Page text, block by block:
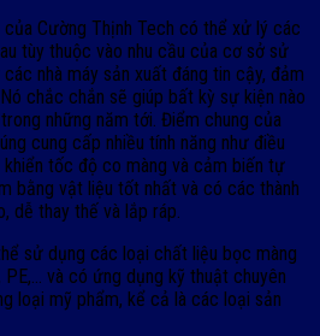
Cường Thịnh Tech có thể xử lý các
tùy thuộc vào nhu cầu của cơ sở sử
nhà máy sản xuất đáng tin cậy, đảm
chắc chắn sẽ giúp bất kỳ sự kiện nào
những năm tới. Điểm chung của
cung cấp nhiều tính năng như điều
tốc độ co màng và cảm biến tự
bằng vật liệu tốt nhất và có các thành
dễ thay thế và lắp ráp.
sử dụng các loại chất liệu bọc màng
PE,… và có ứng dụng kỹ thuật chuyên
loại mỹ phẩm, kể cả là các loại sản